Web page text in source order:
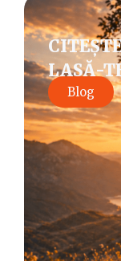
LASĂ-
Blog